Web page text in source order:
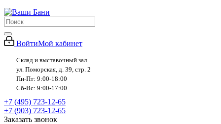
ВойтиМой кабинет
Склад и выставочный зал
ул. Поморская, д. 39, стр. 2
Пн-Пт: 9:00-18:00
Сб-Вс: 9:00-17:00
+7 (495) 723-12-65
+7 (903) 723-12-65
Заказать звонок